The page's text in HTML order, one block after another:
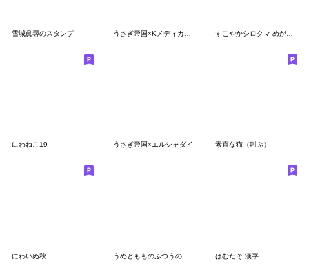
雪城眞尋のスタンプ すこやかシロクマ めがね 2
にわねこ19 うさぎ帝国×エルシャダイ 素直な猫（叫ぶ）
にわいぬ秋 はむたそ 漢字